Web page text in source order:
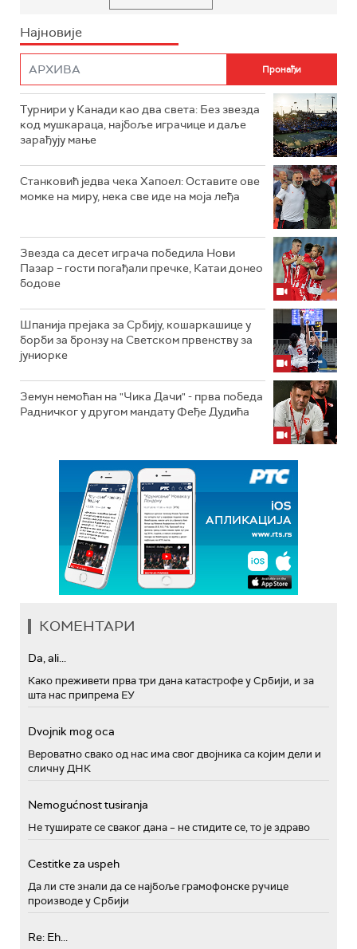
Најновије
Турнири у Канади као два света: Без звезда
код мушкараца, најбоље играчице и даље
зарађују мање
Станковић једва чека Хапоел: Оставите ове
момке на миру, нека све иде на моја леђа
Звезда са десет играча победила Нови
Пазар – гости погађали пречке, Катаи донео
бодове
Шпанија прејакa за Србију, кошаркашице у
борби за бронзу на Светском првенству за
јуниорке
Земун немоћан на "Чика Дачи" - прва победа
Радничког у другом мандату Феђе Дудића
КОМЕНТАРИ
Da, ali...
Како преживети прва три дана катастрофе у Србији, и за
шта нас припрема ЕУ
Dvojnik mog oca
Вероватно свако од нас има свог двојника са којим дели и
сличну ДНК
Nemogućnost tusiranja
Не туширате се сваког дана – не стидите се, то је здраво
Cestitke za uspeh
Да ли сте знали да се најбоље грамофонске ручице
производе у Србији
Re: Eh...